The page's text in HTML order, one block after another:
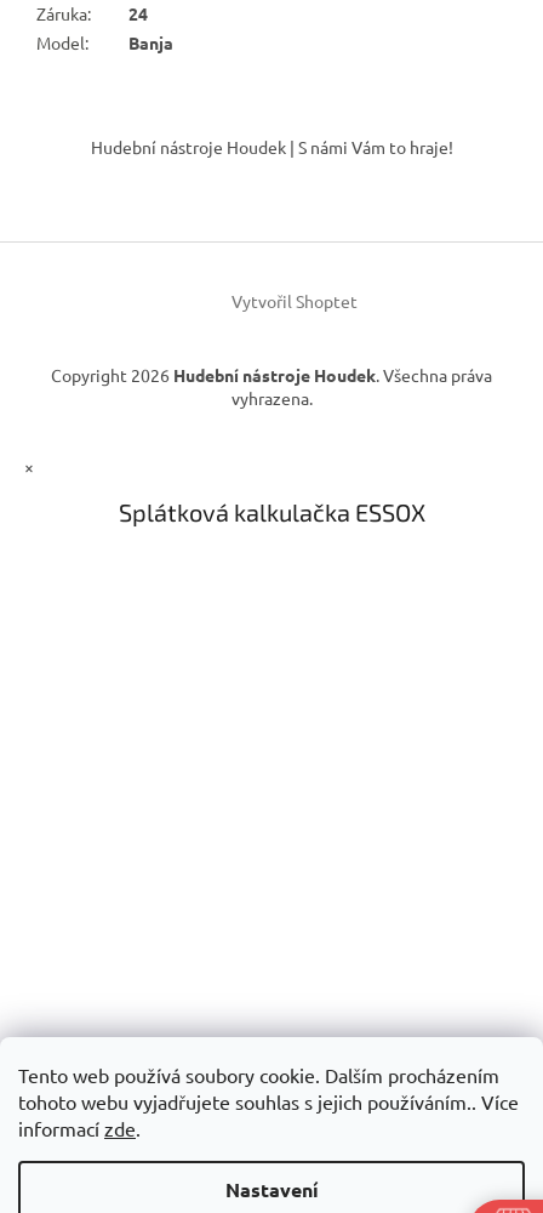
Tento web používá soubory cookie. Dalším procházením
tohoto webu vyjadřujete souhlas s jejich používáním.. Více
informací zde.
Nastavení
Záruka:
24
Model: Banja
í
Hudební nástroje Houdek | S námi Vám to hraje!
Vytvořil Shoptet
Copyright 2026 Hudební nástroje Houdek. Všechna práva
vyhrazena.
×
Splátková kalkulačka ESSOX